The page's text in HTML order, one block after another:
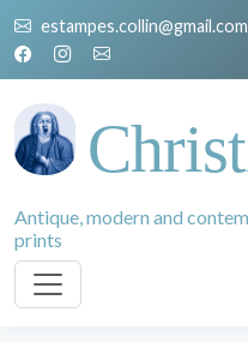
estampes.collin@gmail.com
Antique, modern and
prints